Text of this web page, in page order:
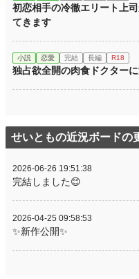
月間ポイント
年間ポイント 17,375 pt
累計ポイント 884,858 pt
初恋相手の冷徹エリート上
てきます
小説 恋愛 完結 長編 R18
独占欲全開の肉食ドクター
せいともの近況ボードの
2026-06-26 19:51:38
完結しました😊
2026-04-25 09:58:53
✨新作公開✨